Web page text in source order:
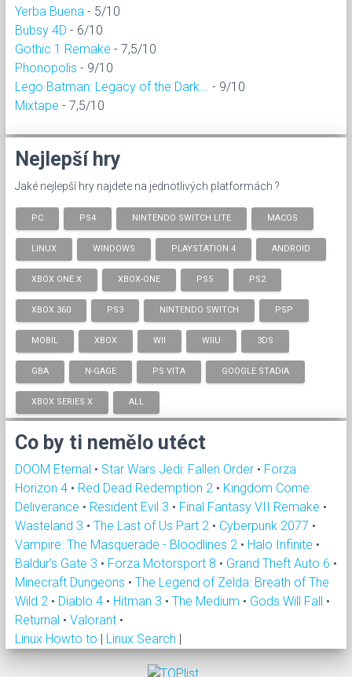
Yerba Buena - 5/10
Bubsy 4D - 6/10
Gothic 1 Remake - 7,5/10
Phonopolis - 9/10
Lego Batman: Legacy of the Dark... - 9/10
Mixtape - 7,5/10
Nejlepší hry
Jaké nejlepší hry najdete na jednotlivých platformách ?
PC PS4 NINTENDO SWITCH LITE MACOS
LINUX WINDOWS PLAYSTATION 4 ANDROID
XBOX ONE X XBOX-ONE PS5 PS2
XBOX 360 PS3 NINTENDO SWITCH PSP
MOBIL XBOX WII WIIU 3DS
GBA N-GAGE PS VITA GOOGLE STADIA
XBOX SERIES X ALL
Co by ti nemělo utéct
DOOM Eternal • Star Wars Jedi: Fallen Order • Forza
Horizon 4 • Red Dead Redemption 2 • Kingdom Come:
Deliverance • Resident Evil 3 • Final Fantasy VII Remake •
Wasteland 3 • The Last of Us Part 2 • Cyberpunk 2077 •
Vampire: The Masquerade - Bloodlines 2 • Halo Infinite •
Baldur's Gate 3 • Forza Motorsport 8 • Grand Theft Auto 6 •
Minecraft Dungeons • The Legend of Zelda: Breath of The
Wild 2 • Diablo 4 • Hitman 3 • The Medium • Gods Will Fall •
Returnal • Valorant •
Linux Howto to | Linux Search |